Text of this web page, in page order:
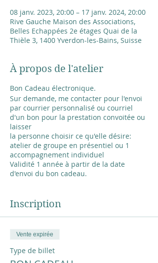
08 janv. 2023, 20:00 – 17 janv. 2024, 20:00
Rive Gauche Maison des Associations,
Belles Echappées 2e étages Quai de la
Thièle 3, 1400 Yverdon-les-Bains, Suisse
À propos de l'atelier
Bon Cadeau électronique.
Sur demande, me contacter pour l'envoi
par courrier personnalisé ou courriel
d'un bon pour la prestation convoitée ou
laisser
la personne choisir ce qu'elle désire:
atelier de groupe en présentiel ou 1
accompagnement individuel
Validité 1 année à partir de la date
d'envoi du bon cadeau.
Je vous donnerai les coordonnées du
paiement au moment de la demande
1 atelier à choix: 70.-
1 Accompagnement individuel de 2
heures, matériel compris : 160.-
Inscription
Vente expirée
Type de billet